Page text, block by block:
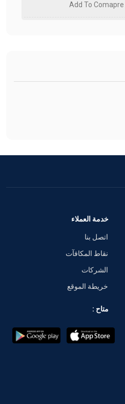
Add To Comapre
خدمة العملاء
اتصل بنا
نقاط المكافآت
الشركات
خريطة الموقع
متاح :